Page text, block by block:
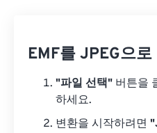
EMF를 JPEG으
"파일 선택" 버튼을
하세요.
변환을 시작하려면